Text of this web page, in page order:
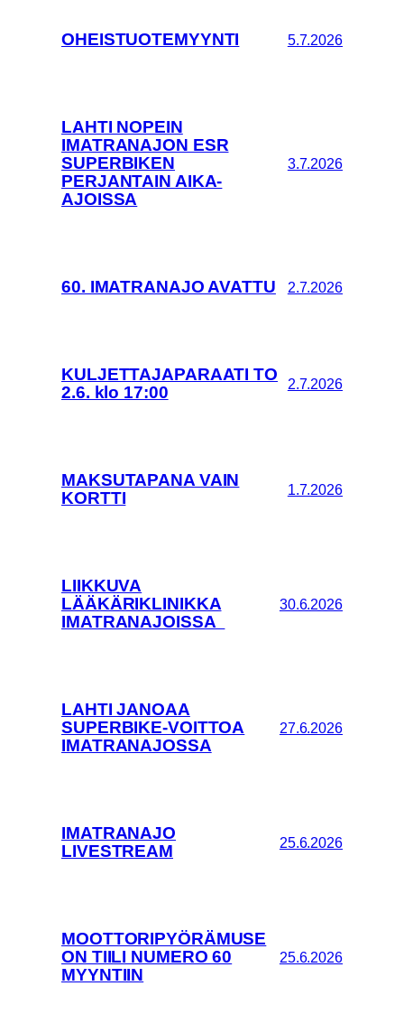
OHEISTUOTEMYYNTI 5.7.2026
LAHTI NOPEIN
IMATRANAJON ESR
SUPERBIKEN
PERJANTAIN AIKA-
AJOISSA
3.7.2026
60. IMATRANAJO AVATTU 2.7.2026
KULJETTAJAPARAATI TO
2.6. klo 17:00
2.7.2026
MAKSUTAPANA VAIN
KORTTI
1.7.2026
LIIKKUVA
LÄÄKÄRIKLINIKKA
IMATRANAJOISSA
30.6.2026
LAHTI JANOAA
SUPERBIKE-VOITTOA
IMATRANAJOSSA
27.6.2026
IMATRANAJO
LIVESTREAM
25.6.2026
MOOTTORIPYÖRÄMUSE
ON TIILI NUMERO 60
MYYNTIIN
25.6.2026